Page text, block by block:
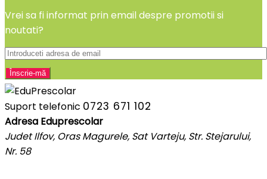
Vrei sa fi informat prin email despre promotii si
noutati?
Suport telefonic 0723 671 102
Adresa Eduprescolar
Judet Ilfov, Oras Magurele, Sat Varteju, Str. Stejarului,
Nr. 58